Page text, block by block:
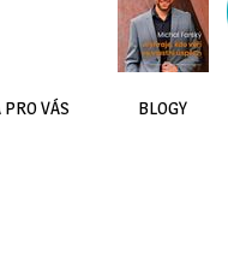
VÁS BLOGY